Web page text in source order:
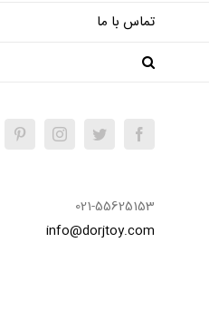
تماس با ما
Facebook
Twitter
Instagram
021-55625153
info@dorjtoy.com